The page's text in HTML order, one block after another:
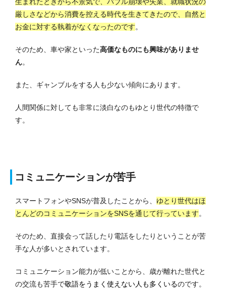
厳しさなどから消費を控える時代を生きてきたので、自然と
お金に対する執着がなくなったのです。
そのため、車や家といった高価なものにも興味がありませ
ん。
また、ギャンブルをする人も少ない傾向にあります。
人間関係に対しても非常に淡白なのもゆとり世代の特徴で
す。
コミュニケーションが苦手
スマートフォンやSNSが普及したことから、 ゆとり世代はほ
とんどのコミュニケーションをSNSを通じて行っています。
そのため、直接会って話したり電話をしたりということが苦
手な人が多いとされています。
コミュニケーション能力が低いことから、歳が離れた世代と
の交流も苦手で敬語をうまく使えない人も多くいるのです。